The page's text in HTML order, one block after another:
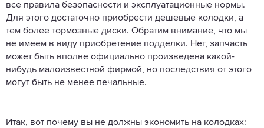
все правила безопасности и эксплуатационные нормы.
Для этого достаточно приобрести дешевые колодки, а
тем более тормозные диски. Обратим внимание, что мы
не имеем в виду приобретение подделки. Нет, запчасть
может быть вполне официально произведена какой-
нибудь малоизвестной фирмой, но последствия от этого
могут быть не менее печальные.
Итак, вот почему вы не должны экономить на колодках: